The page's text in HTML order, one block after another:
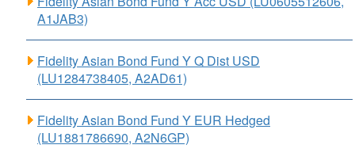
A1JAB3)
Fidelity Asian Bond Fund Y Q Dist USD
(LU1284738405, A2AD61)
Fidelity Asian Bond Fund Y EUR Hedged
(LU1881786690, A2N6GP)